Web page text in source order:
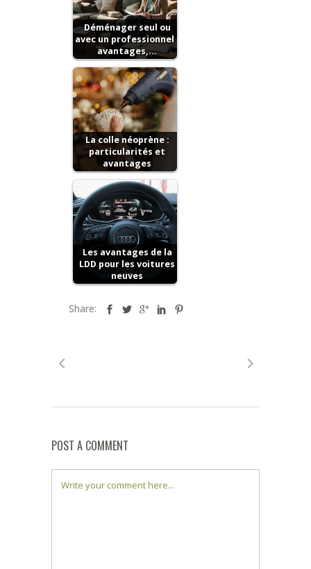
Déménager seul ou
avec un professionnel :
avantages,…
La colle néoprène :
particularités et
avantages
Les avantages de la
LDD pour les voitures
neuves
Share:
POST A COMMENT